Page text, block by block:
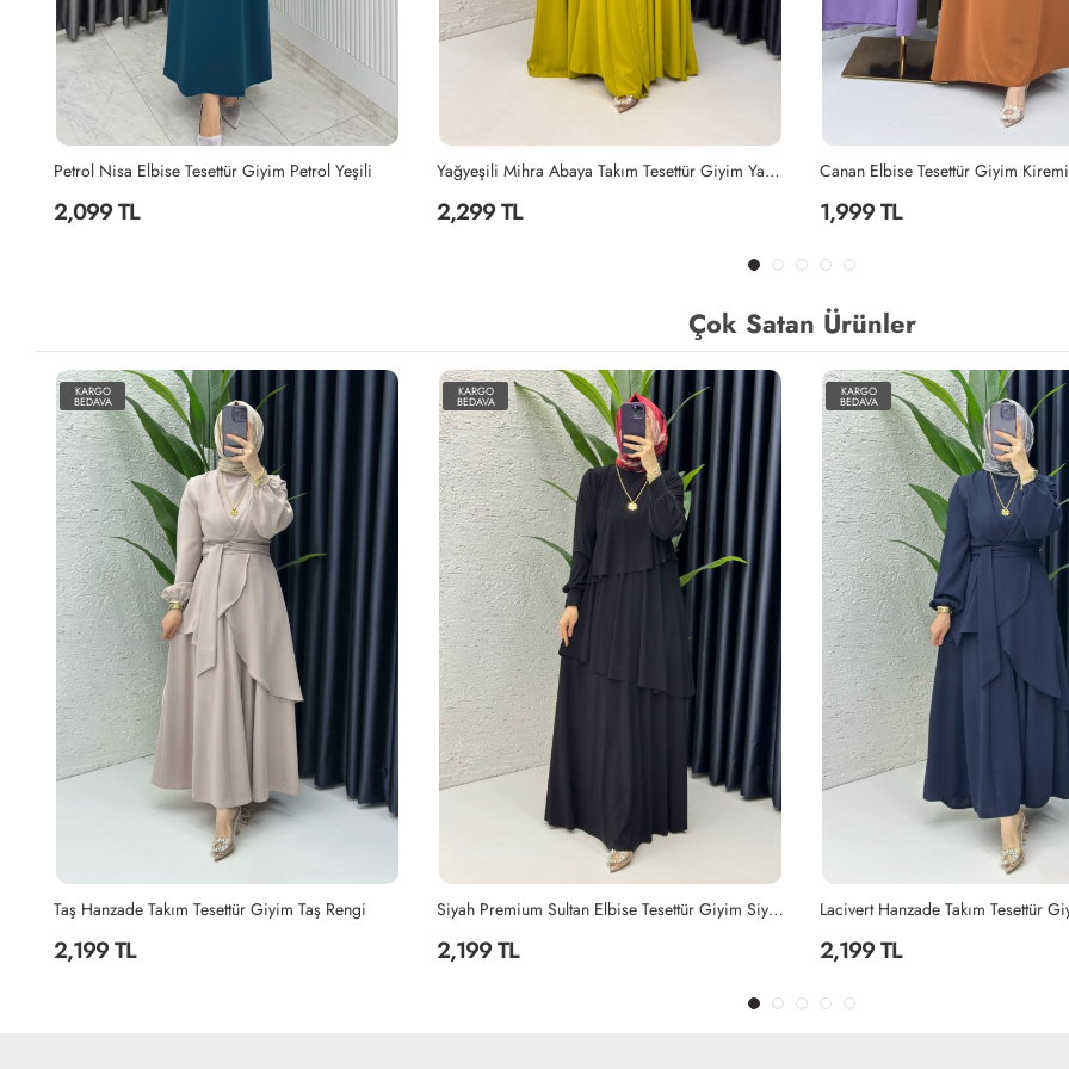
2,299 TL
Canan Elbise Tesettür Giyim Kiremit
1,999 TL
Lila Mihra Abaya Takım Tesettür
2,299 TL
Çok Satan Ürünler
KARGO
BEDAVA
2,199 TL
KARGO
BEDAVA
Lacivert Hanzade Takım Tesettür Giyim Lacivert
2,199 TL
KARGO
BEDAVA
Siyah Ayperi Elbise Tesettür Giyim
1,499 TL